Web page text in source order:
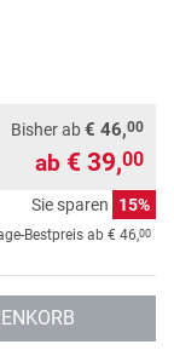
Bisher ab€ 46,00
ab € 39,00
Sie sparen 15%
Bestpreis ab € 46,00